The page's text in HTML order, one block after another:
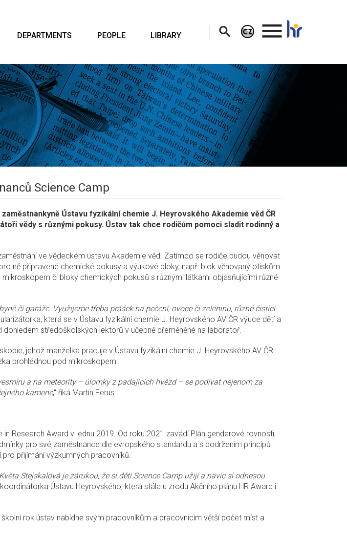
DEPARTMENTS PEOPLE LIBRARY
.
Science Camp
Ústavu fyzikální chemie J. Heyrovského Akademie věd ČR
vědy s různými pokusy. Ústav tak chce rodičům pomoci sladit rodinný a
ve vědeckém ústavu Akademie věd. Zatímco se rodiče budou věnovat
ně připravené chemické pokusy a výukové bloky, např. blok věnovaný otiskům
či bloky chemických pokusů s různými látkami objasňujícími různé
či garáže. Využijeme třeba prášek na pečení, ovoce či zeleninu, různé čisticí
která se v Ústavu fyzikální chemie J. Heyrovského AV ČR výuce dětí a
středoškolských lektorů v učebně přeměněné na laboratoř.
jehož manželka pracuje v Ústavu fyzikální chemie J. Heyrovského AV ČR
prohlédnou pod mikroskopem.
a na meteority – úlomky z padajících hvězd – se podívat nejenom za
kamene,“ říká Martin Ferus.
Research Award v lednu 2019. Od roku 2021 zavádí Plán genderové rovnosti,
pro své zaměstnance dle evropského standardu a s dodržením principů
přijímání výzkumných pracovníků.
Stejskalová je zárukou, že si děti Science Camp užijí a navíc si odnesou
Ústavu Heyrovského, která stála u zrodu Akčního plánu HR Award i
rok ústav nabídne svým pracovníkům a pracovnicím větší počet míst a